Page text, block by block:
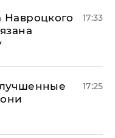
Навроцкого
17:33
17:25